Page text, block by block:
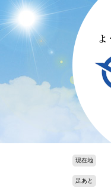
ー
ジ
ニ
ュ
現在地
足あと